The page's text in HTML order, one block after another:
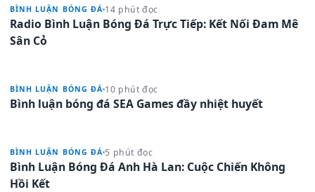
BÌNH LUẬN BÓNG ĐÁ 14 phút đọc
Radio Bình Luận Bóng Đá Trực Tiếp: Kết Nối Đam Mê
Sân Cỏ
BÌNH LUẬN BÓNG ĐÁ 10 phút đọc
Bình luận bóng đá SEA Games đầy nhiệt huyết
BÌNH LUẬN BÓNG ĐÁ 5 phút đọc
Bình Luận Bóng Đá Anh Hà Lan: Cuộc Chiến Không
Hồi Kết